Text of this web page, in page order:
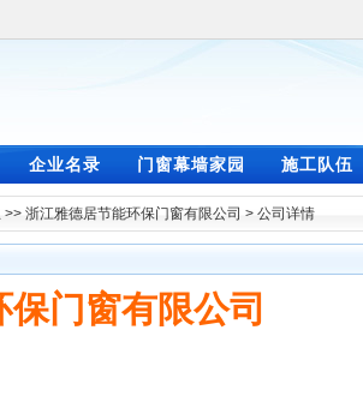
企业名录 门窗幕墙家园 施工队伍
>> 浙江雅德居节能环保门窗有限公司 > 公司详情
门窗有限公司